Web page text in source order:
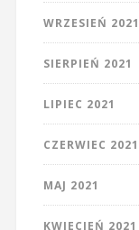
WRZESIEŃ 2021
SIERPIEŃ 2021
LIPIEC 2021
CZERWIEC 2021
MAJ 2021
KWIECIEŃ 2021